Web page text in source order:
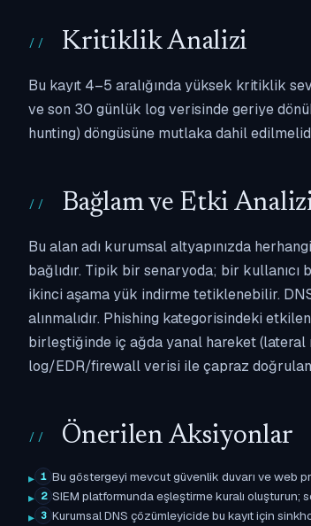
Kritiklik Analizi
Bu kayıt 4–5 aralığında yüksek kritiklik
ve son 30 günlük log verisinde geriye
hunting) döngüsüne mutlaka dahil
Bağlam ve Etki
Bu alan adı kurumsal altyapınızda
bağlıdır. Tipik bir senaryoda; bir kullanıcı
ikinci aşama yük indirme tetiklenebilir.
alınmalıdır. Phishing kategorisindeki
birleştiğinde iç ağda yanal hareket (lateral
log/EDR/firewall verisi ile çapraz
Önerilen Aksiyonlar
1 Bu göstergeyi mevcut güvenlik duvarı ve web
2 SIEM platformunda eşleştirme kuralı
3 Kurumsal DNS çözümleyicide bu kayıt için